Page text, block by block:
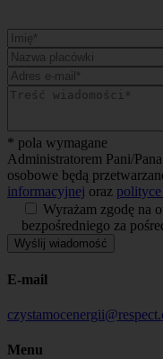
* pola wymagane
Administratorem Pani/
osobowe będą
informacyjnej oraz
Wyrażam zgodę na
bezpośredniego za
E-mail
Menu